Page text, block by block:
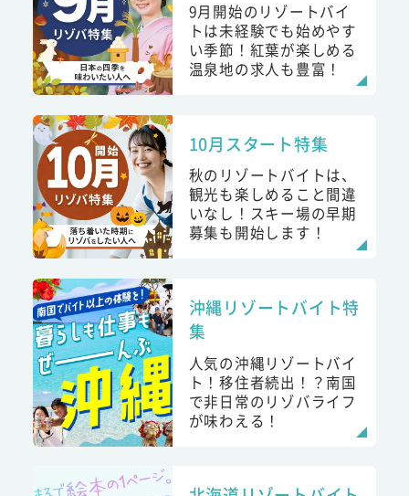
9月開始のリゾートバイ
トは未経験でも始めやす
い季節！紅葉が楽しめる
温泉地の求人も豊富！
10月スタート特集
秋のリゾートバイトは、
観光も楽しめること間違
いなし！スキー場の早期
募集も開始します！
沖縄リゾートバイト特
集
人気の沖縄リゾートバイ
ト！移住者続出！？南国
で非日常のリゾバライフ
が味わえる！